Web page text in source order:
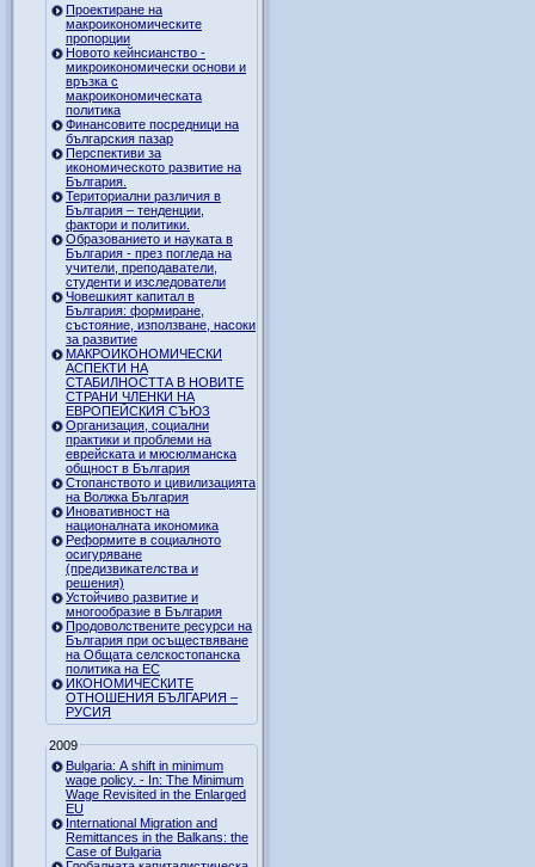
Проектиране на
макроикономическите
пропорции
Новото кейнсианство -
микроикономически основи и
връзка с
макроикономическата
политика
Финансовите посредници на
българския пазар
Перспективи за
икономическото развитие на
България.
Териториални различия в
България – тенденции,
фактори и политики.
Образованието и науката в
България - през погледа на
учители, преподаватели,
студенти и изследователи
Човешкият капитал в
България: формиране,
състояние, използване, насоки
за развитие
МАКРОИКОНОМИЧЕСКИ
АСПЕКТИ НА
СТАБИЛНОСТТА В НОВИТЕ
СТРАНИ ЧЛЕНКИ НА
ЕВРОПЕЙСКИЯ СЪЮЗ
Организация, социални
практики и проблеми на
еврейската и мюсюлманска
общност в България
Стопанството и цивилизацията
на Волжка България
Иновативност на
националната икономика
Реформите в социалното
осигуряване
(предизвикателства и
решения)
Устойчиво развитие и
многообразие в България
Продоволствените ресурси на
България при осъществяване
на Общата селскостопанска
политика на ЕС
ИКОНОМИЧЕСКИТЕ
ОТНОШЕНИЯ БЪЛГАРИЯ –
РУСИЯ
2009
Bulgaria: A shift in minimum
wage policy. - In: The Minimum
Wage Revisited in the Enlarged
EU
International Migration and
Remittances in the Balkans: the
Case of Bulgaria